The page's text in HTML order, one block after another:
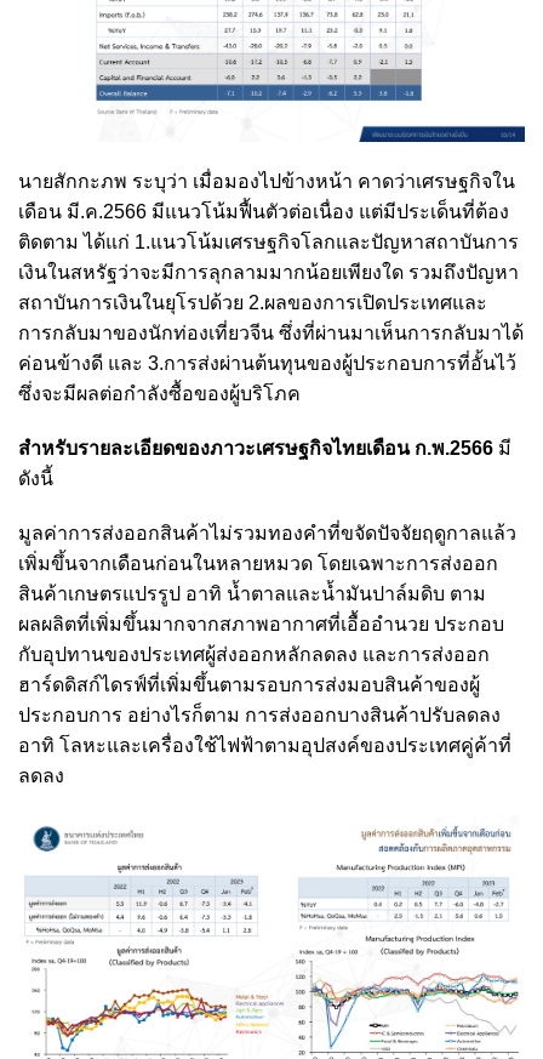
นายสักกะภพ ระบุว่า เมื่อมองไปข้างหน้า คาดว่าเศรษฐกิจใน
เดือน มี.ค.2566 มีแนวโน้มฟื้นตัวต่อเนื่อง แต่มีประเด็นที่ต้อง
ติดตาม ได้แก่ 1.แนวโน้มเศรษฐกิจโลกและปัญหาสถาบันการ
เงินในสหรัฐว่าจะมีการลุกลามมากน้อยเพียงใด รวมถึงปัญหา
สถาบันการเงินในยุโรปด้วย 2.ผลของการเปิดประเทศและ
การกลับมาของนักท่องเที่ยวจีน ซึ่งที่ผ่านมาเห็นการกลับมาได้
ค่อนข้างดี และ 3.การส่งผ่านต้นทุนของผู้ประกอบการที่อั้นไว้
ซึ่งจะมีผลต่อกำลังซื้อของผู้บริโภค
สำหรับรายละเอียดของภาวะเศรษฐกิจไทยเดือน ก.พ.2566 มี
ดังนี้
มูลค่าการส่งออกสินค้าไม่รวมทองคำที่ขจัดปัจจัยฤดูกาลแล้ว
เพิ่มขึ้นจากเดือนก่อนในหลายหมวด โดยเฉพาะการส่งออก
สินค้าเกษตรแปรรูป อาทิ น้ำตาลและน้ำมันปาล์มดิบ ตาม
ผลผลิตที่เพิ่มขึ้นมากจากสภาพอากาศที่เอื้ออำนวย ประกอบ
กับอุปทานของประเทศผู้ส่งออกหลักลดลง และการส่งออก
ฮาร์ดดิสก์ไดรฟ์ที่เพิ่มขึ้นตามรอบการส่งมอบสินค้าของผู้
ประกอบการ อย่างไรก็ตาม การส่งออกบางสินค้าปรับลดลง
อาทิ โลหะและเครื่องใช้ไฟฟ้าตามอุปสงค์ของประเทศคู่ค้าที่
ลดลง